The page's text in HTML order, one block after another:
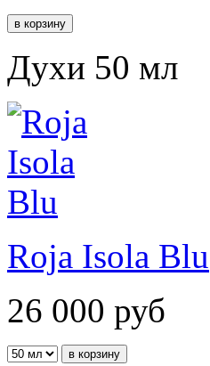
Духи 50 мл
Roja Isola Blu
26 000 руб